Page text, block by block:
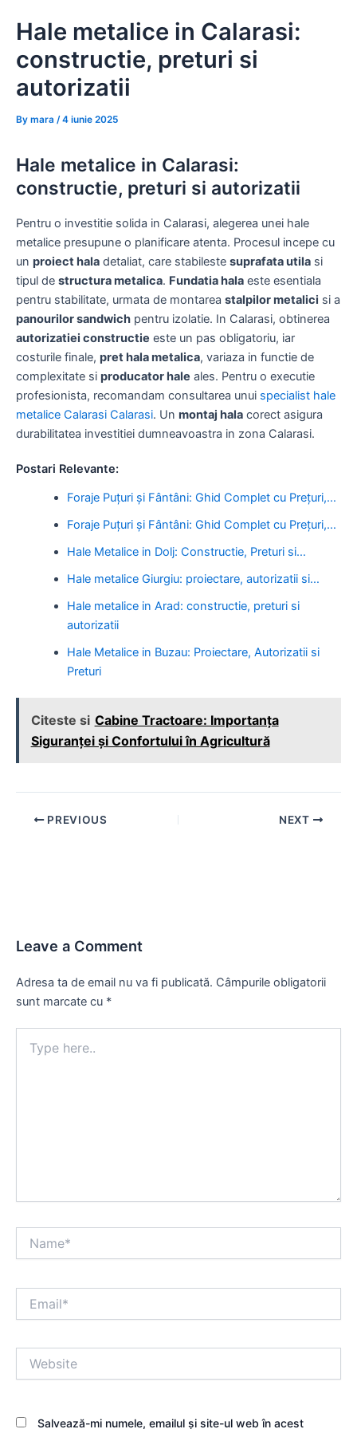
Hale metalice in Calarasi:
constructie, preturi si
autorizatii
By mara /4 iunie 2025
Hale metalice in Calarasi:
constructie, preturi si autorizatii
Pentru o investitie solida in Calarasi, alegerea unei hale
metalice presupune o planificare atenta. Procesul incepe cu
un proiect hala detaliat, care stabileste suprafata utila si
tipul de structura metalica. Fundatia hala este esentiala
pentru stabilitate, urmata de montarea stalpilor metalici si a
panourilor sandwich pentru izolatie. In Calarasi, obtinerea
autorizatiei constructie este un pas obligatoriu, iar
costurile finale, pret hala metalica, variaza in functie de
complexitate si producator hale ales. Pentru o executie
profesionista, recomandam consultarea unui specialist hale
metalice Calarasi Calarasi. Un montaj hala corect asigura
durabilitatea investitiei dumneavoastra in zona Calarasi.
Postari Relevante:
Foraje Puțuri și Fântâni: Ghid Complet cu Prețuri,…
Foraje Puțuri și Fântâni: Ghid Complet cu Prețuri,…
Hale Metalice in Dolj: Constructie, Preturi si…
Hale metalice Giurgiu: proiectare, autorizatii si…
Hale metalice in Arad: constructie, preturi si
autorizatii
Hale Metalice in Buzau: Proiectare, Autorizatii si
Preturi
Citeste si Cabine Tractoare: Importanța
Siguranței și Confortului în Agricultură
Post PREVIOUS NEXT
Leave a Comment
Adresa ta de email nu va fi publicată. Câmpurile obligatorii
sunt marcate cu *
here..
Salvează-mi numele, emailul și site-ul web în acest